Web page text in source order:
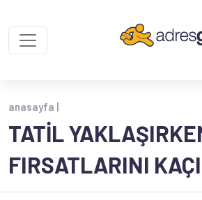
anasayfa |
TATIL
FIRSATLARINI